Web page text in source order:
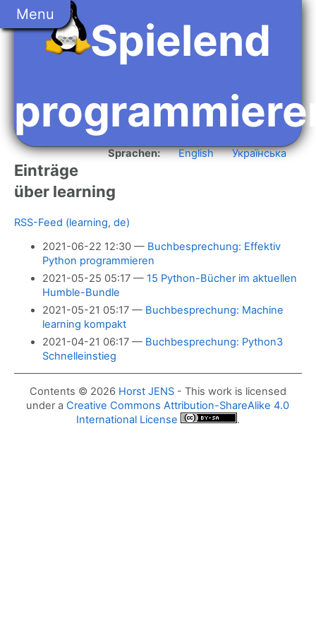
Springe
zum
Hauptinhalt
Spielend
Menu
Sprachen: English Українська
Einträge
über learning
RSS-Feed (learning, de)
2021-06-22 12:30
Buchbesprechung: Effektiv
Python programmieren
2021-05-25 05:17
15 Python-Bücher im aktuellen
Humble-Bundle
2021-05-21 05:17
Buchbesprechung: Machine
learning kompakt
2021-04-21 06:17
Buchbesprechung: Python3
Schnelleinstieg
Contents © 2026 Horst JENS - This work is licensed
under aCreative Commons Attribution-ShareAlike 4.0
International License
.